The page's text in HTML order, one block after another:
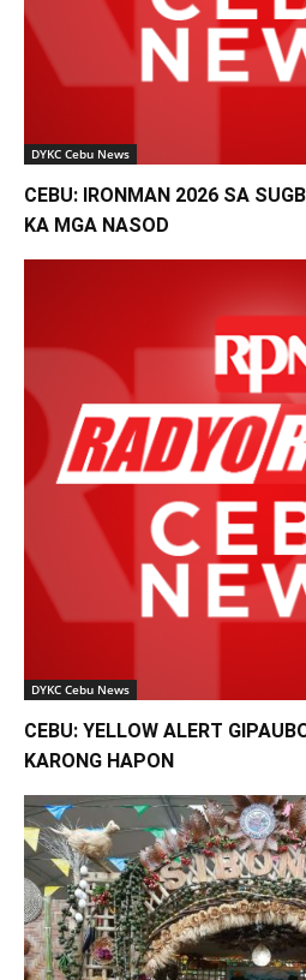
DYKC Cebu News
CEBU: IRONMAN 2026 SA
KA MGA NASOD
DYKC Cebu News
CEBU: YELLOW ALERT
KARONG HAPON